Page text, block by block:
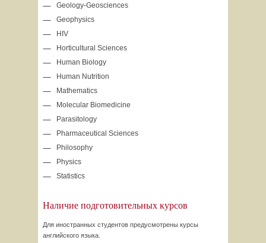
Geology-Geosciences
Geophysics
HIV
Horticultural Sciences
Human Biology
Human Nutrition
Mathematics
Molecular Biomedicine
Parasitology
Pharmaceutical Sciences
Philosophy
Physics
Statistics
Наличие подготовительных курсов
Для иностранных студентов предусмотрены курсы
английского языка.